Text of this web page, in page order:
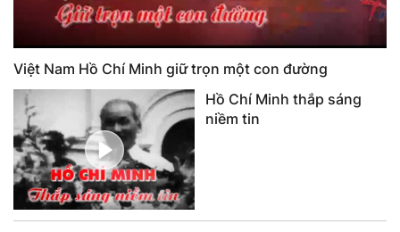
Việt Nam Hồ Chí Minh giữ trọn một con đường
Hồ Chí Minh thắp sáng
niềm tin